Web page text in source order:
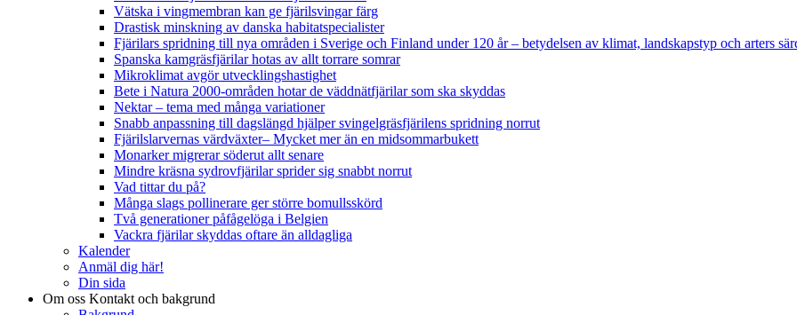
Vätska i vingmembran kan ge fjärilsvingar färg
Drastisk minskning av danska habitatspecialister
Fjärilars spridning till nya områden i Sverige och Finland under 120 år– betydelsen av klimat, landskapstyp och arters
Spanska kamgräsfjärilar hotas av allt torrare somrar
Mikroklimat avgör utvecklingshastighet
Bete i Natura 2000-områden hotar de väddnätfjärilar som ska skyddas
Nektar – tema med många variationer
Snabb anpassning till dagslängd hjälper svingelgräsfjärilens spridning norrut
Fjärilslarvernas värdväxter– Mycket mer än en midsommarbukett
Monarker migrerar söderut allt senare
Mindre kräsna sydrovfjärilar sprider sig snabbt norrut
Vad tittar du på?
Många slags pollinerare ger större bomullsskörd
Två generationer påfågelöga i Belgien
Vackra fjärilar skyddas oftare än alldagliga
Kalender
Anmäl dig här!
Din sida
Om oss Kontakt och bakgrund